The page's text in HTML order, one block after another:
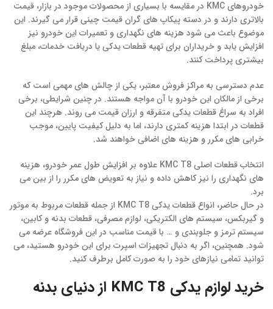
خودروهای KMC در مقایسه با بسیاری از محصولات موجود در بازار، قیمت
بالاتری دارند و در دسته پیکاپ های گران قیمت چینی قرار می گیرند. این
موضوع باعث می شود هزینه های نگهداری و تعمیرات این خودرو نیز
افزایش یابد و خریداران برای تهیه قطعات یدکی یا دریافت خدمات، مبلغ
بیشتری پرداخت کنند.
عدم دسترسی به مراکز فروش معتبر، یکی از چالش های مهمی است که
برخی از مالکان این خودرو با آن مواجه هستند. در چنین شرایطی، برخی
افراد به سراغ قطعات یدکی متفرقه و ارزان قیمت می روند. هرچند این
قطعات در ابتدا هزینه کمتری دارند، اما به دلیل کیفیت پایین، موجب
خرابی های مکرر و هزینه های اضافی خواهند شد.
انتخاب قطعات اصلی KMC T8 علاوه بر افزایش طول عمر خودرو، هزینه
های نگهداری را نیز کاهش داده و نیاز به تعویض های مکرر را از بین می
برد.
در حال حاضر، انواع قطعات یدکی KMC T8 از جمله قطعات مربوط به موتور
و گیربکس، سیستم های الکتریکی، لوازم مصرفی، قطعات بدنه و کابین،
سیستم ترمز و جلوبندی و … با قیمت مناسب در این فروشگاه عرضه می
شود. همچنین، اگر به دنبال تجهیزات اسپرت برای این خودرو هستید، می
توانید تمامی نیازهای خود را به صورت کامل برطرف کنید.
خرید لوازم یدکی KMC T8 از دنیای بدنه